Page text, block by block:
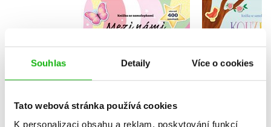
Souhlas Detaily Více o cookies
Tato webová stránka používá cookies
K personalizaci obsahu a reklam, poskytování funkcí
Knížka se
samolepkami - Mezi
Joli Hannah Joli